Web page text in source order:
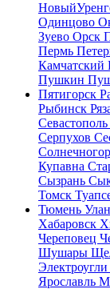
Одинцово
Зуево Орск
Пермь
Камчатский
Пушкин
Пятигорск
Рыбинск
Севастополь
Серпухов
Купавна
Сызрань
Томск
Тюмень
Хабаровск
Череповец
Шушары
Электроугли
Ярославль